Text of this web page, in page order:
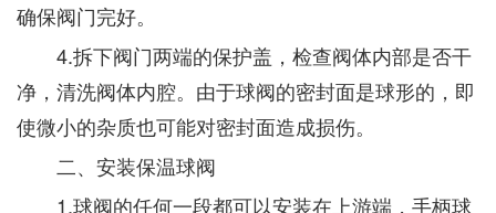
确保阀门完好。
4.拆下阀门两端的保护盖，检查阀体内部是否干
净，清洗阀体内腔。由于球阀的密封面是球形的，即
使微小的杂质也可能对密封面造成损伤。
二、安装保温球阀
1.球阀的任何一段都可以安装在上游端，手柄球